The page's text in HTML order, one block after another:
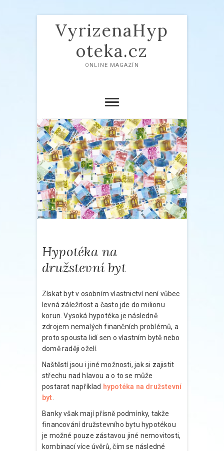
VyrizenaHyp
oteka.cz
ONLINE MAGAZÍN
Hypotéka na
družstevní byt
Získat byt v osobním vlastnictví není vůbec
levná záležitost a často jde do milionu
korun. Vysoká hypotéka je následně
zdrojem nemalých finančních problémů, a
proto spousta lidí sen o vlastním bytě nebo
domě raději oželí.
Naštěstí jsou i jiné možnosti, jak si zajistit
střechu nad hlavou a o to se může
postarat například hypotéka na družstevní
byt
Banky však mají přísně podmínky, takže
financování družstevního bytu hypotékou
je možné pouze zástavou jiné nemovitosti,
kombinací více úvěrů, čím se následné